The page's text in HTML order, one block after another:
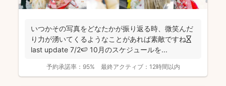
いつかその写真をどなたかが振り返る時、微笑んだ
り力が湧いてくるようなことがあれば素敵ですね⏳
last update 7/2🍉 10月のスケジュールを...
予約承諾率： 95% 最終アクティブ： 12時間以内